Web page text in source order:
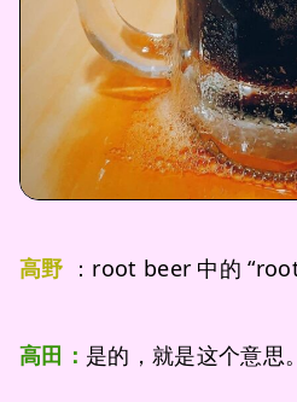
高野 ：root beer 中的
高田： 是的，就是这个意思。